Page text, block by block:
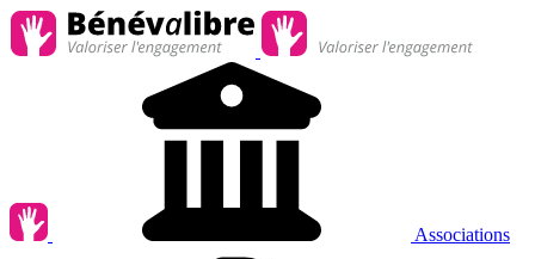
Associations